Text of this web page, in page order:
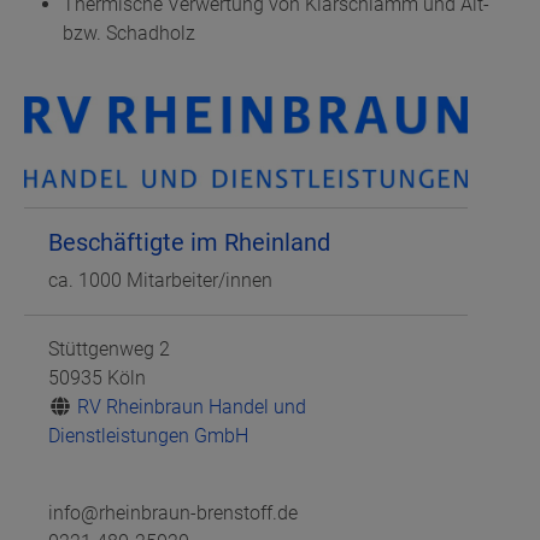
bzw. Schadholz
Beschäftigte im Rheinland
ca. 1000 Mitarbeiter/innen
Stüttgenweg 2
50935 Köln
RV Rheinbraun Handel und
Dienstleistungen GmbH
info@rheinbraun-brenstoff.de